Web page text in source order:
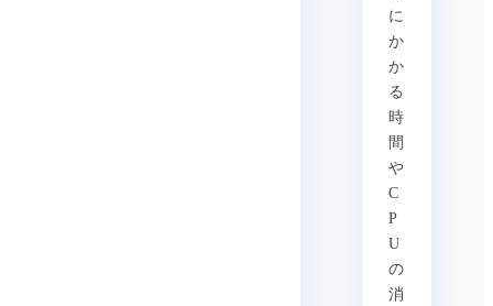
に
か
か
る
時
間
や
C
P
U
の
消